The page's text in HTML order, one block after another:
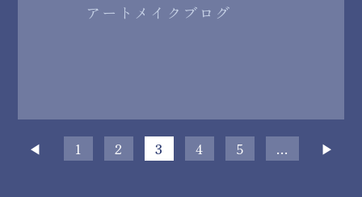
アートメイクブログ
◀︎ 1 2 3 4 5 ... ▶︎